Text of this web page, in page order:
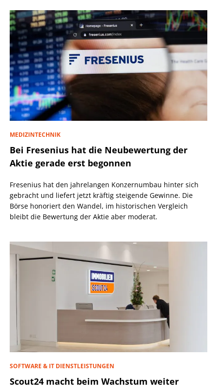
MEDIZINTECHNIK
Bei Fresenius hat die Neubewertung der
Aktie gerade erst begonnen
Fresenius hat den jahrelangen Konzernumbau hinter sich
gebracht und liefert jetzt kräftig steigende Gewinne. Die
Börse honoriert den Wandel, im historischen Vergleich
bleibt die Bewertung der Aktie aber moderat.
SOFTWARE & IT DIENSTLEISTUNGEN
Scout24 macht beim Wachstum weiter